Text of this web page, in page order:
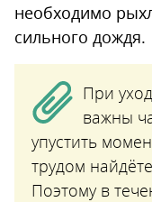
необходимо
сильного дождя.
При
важны
упустить
трудом
Поэтому в